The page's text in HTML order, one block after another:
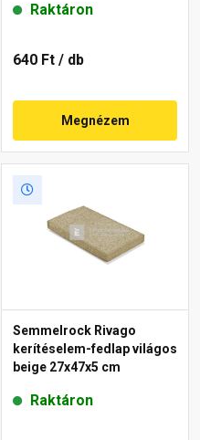
Raktáron
640 Ft / db
Megnézem
Semmelrock Rivago
kerítéselem-fedlap világos
beige 27x47x5 cm
Raktáron